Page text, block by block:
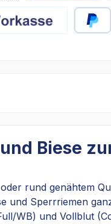
Biese
rund genähtem
und Sperrriemen
WB) und Vollblut